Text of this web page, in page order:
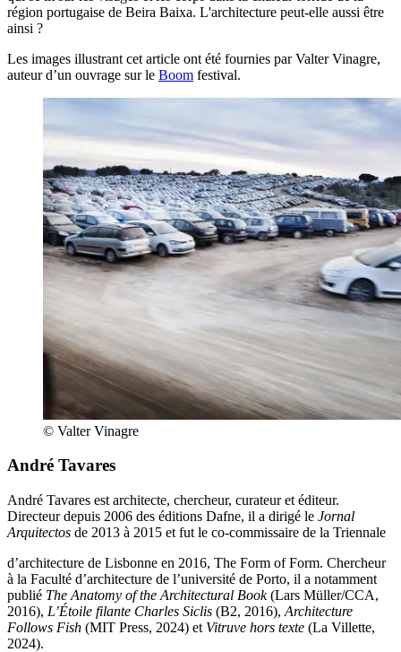
région portugaise de Beira Baixa. L'architecture peut-elle aussi être
ainsi ?
Les images illustrant cet article ont été fournies par Valter Vinagre,
auteur d’un ouvrage sur le Boom festival.
© Valter Vinagre
André Tavares
André Tavares est architecte, chercheur, curateur et éditeur.
Directeur depuis 2006 des éditions Dafne, il a dirigé le Jornal
Arquitectos de 2013 à 2015 et fut le co-commissaire de la Triennale
d’architecture de Lisbonne en 2016, The Form of Form. Chercheur
à la Faculté d’architecture de l’université de Porto, il a notamment
publié The Anatomy of the Architectural Book(Lars Müller/CCA,
2016), L’Étoile filante Charles Siclis (B2, 2016), Architecture
Follows Fish (MIT Press, 2024) et Vitruve hors texte (La Villette,
2024).